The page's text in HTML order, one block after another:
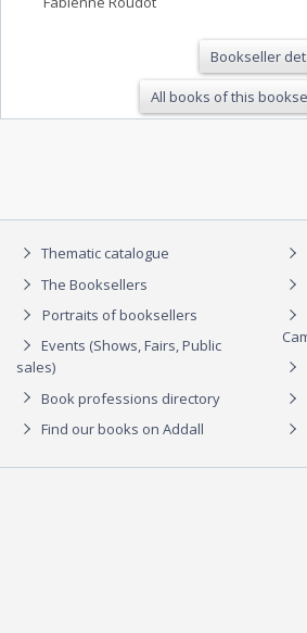
Bookseller
All books of this
Thematic catalogue
The Booksellers
Portraits of booksellers
Events (Shows, Fairs, Public
sales)
Book professions directory
Find our books on Addall